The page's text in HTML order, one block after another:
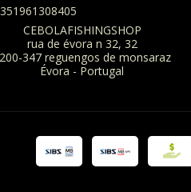
CEBOLAFISHINGSHOP
rua de évora n 32, 32
347 reguengos de monsaraz
Évora - Portugal